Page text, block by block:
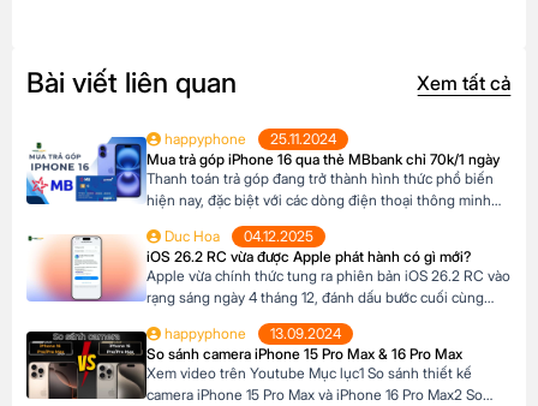
Bài viết liên quan Xem tất cả
happyphone
25.11.2024
Mua trả góp iPhone 16 qua thẻ MBbank chỉ 70k/1 ngày
Thanh toán trả góp đang trở thành hình thức phổ biến
hiện nay, đặc biệt với các dòng điện thoại thông minh
khả năng tài chính tức thời của nhiều người Tại Happy
Phone, khách hàng có thể lựa chọn chương trình trả […]
Duc Hoa
04.12.2025
iOS 26.2 RC vừa được Apple phát hành có gì mới?
Apple vừa chính thức tung ra phiên bản iOS 26.2 RC vào
rạng sáng ngày 4 tháng 12, đánh dấu bước cuối cùng
trước khi bản cập nhật chính thức đến tay người dùng.
Phiên bản này mang đến một số cải tiến thú vị, tập trung
vào việc nâng cao trải nghiệm người dùng […]
happyphone
13.09.2024
So sánh camera iPhone 15 Pro Max & 16 Pro Max
Xem video trên Youtube Mục lục1 So sánh thiết kế
camera iPhone 15 Pro Max và iPhone 16 Pro Max2 So